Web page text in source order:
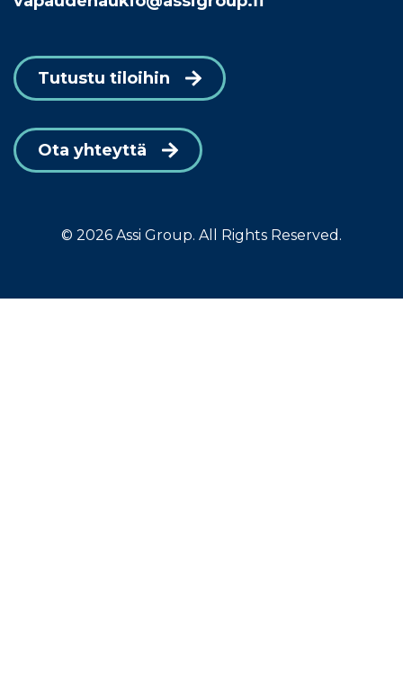
Tutustu tiloihin
Ota yhteyttä
© 2026 Assi Group. All Rights Reserved.